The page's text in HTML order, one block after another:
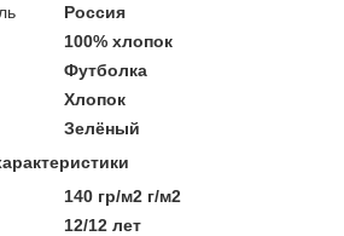
Россия
100% хлопок
Футболка
Хлопок
Зелёный
140 гр/м2 г/м2
12/12 лет